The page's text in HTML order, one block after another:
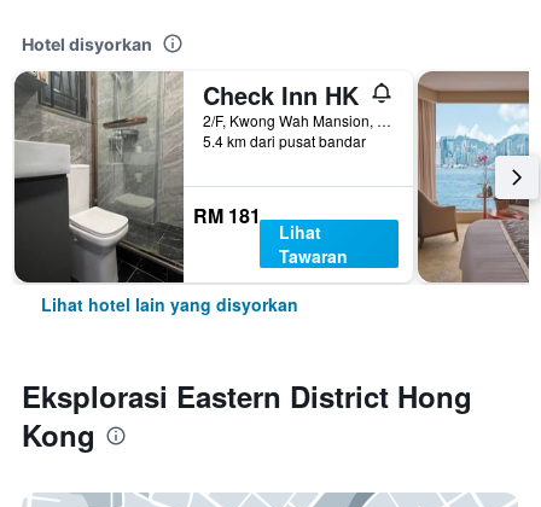
Hotel disyorkan
Check Inn HK
2/F, Kwong Wah Mansion, 269-273 Hennessy Road, Hong Kong, Hong Kong
5.4 km dari pusat bandar
RM 181
Lihat
Tawaran
Lihat hotel lain yang disyorkan
Eksplorasi Eastern District Hong
Kong